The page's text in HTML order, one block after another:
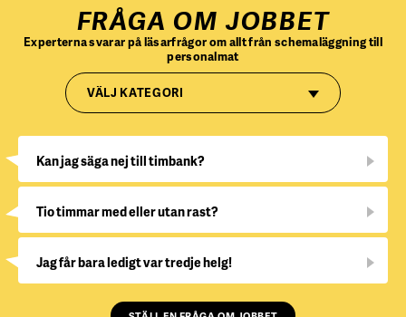
FRÅGA OM JOBBET
Experterna svarar på läsarfrågor om allt från schemaläggning till
personalmat
VÄLJ KATEGORI
Kan jag säga nej till timbank?
Tio timmar med eller utan rast?
Jag får bara ledigt var tredje helg!